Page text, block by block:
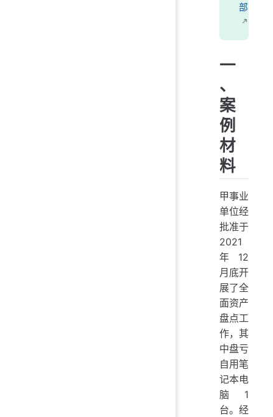
部
一
、
案
例
材
料
甲事业
单位经
批准于
2021
年12
月底开
展了全
面资产
盘点工
作，其
中盘亏
自用笔
记本电
脑1
台。经